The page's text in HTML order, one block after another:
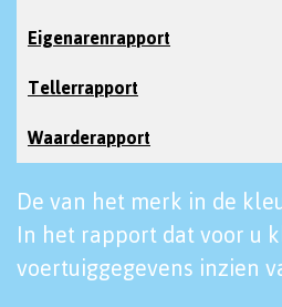
Eigenarenrapport
Tellerrapport
Waarderapport
De van het merk in de
In het rapport dat voor u
voertuiggegevens inzien